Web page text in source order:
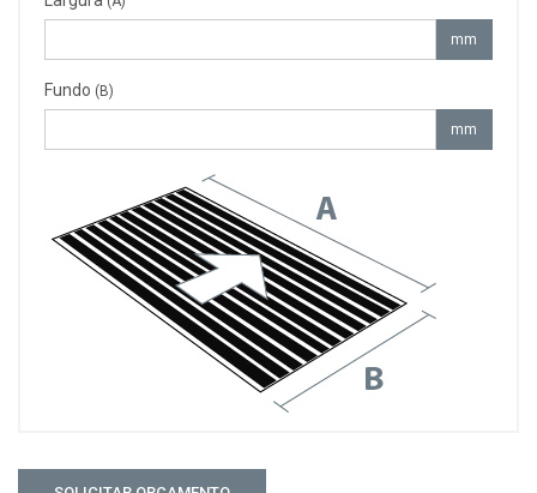
mm
Fundo (B)
mm